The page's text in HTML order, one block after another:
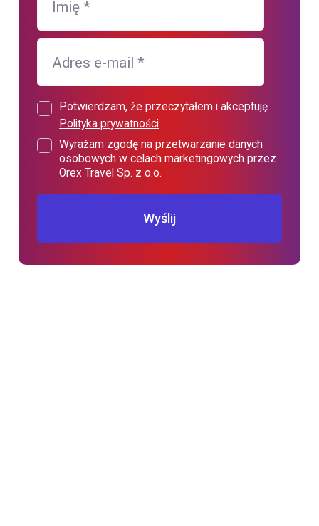
Imię *
Adres e-mail *
Potwierdzam, że przeczytałem i akceptuję
Polityka prywatności
Wyrażam zgodę na przetwarzanie danych
osobowych w celach marketingowych przez
Orex Travel Sp. z o.o.
Wyślij